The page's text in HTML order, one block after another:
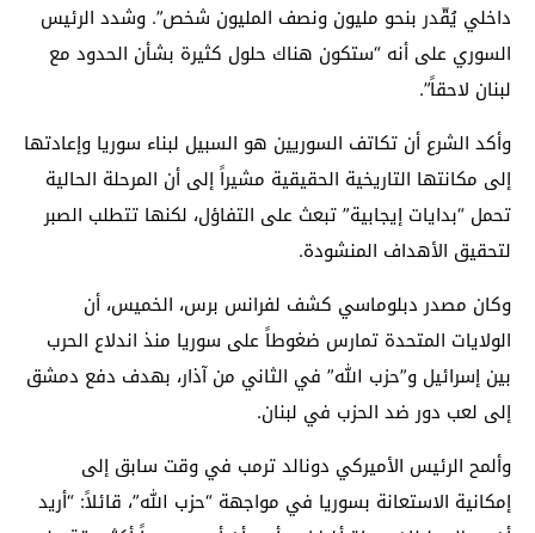
داخلي يُقّدر بنحو مليون ونصف المليون شخص”. وشدد الرئيس
السوري على أنه “ستكون هناك حلول كثيرة بشأن الحدود مع
لبنان لاحقاً”.
وأكد الشرع أن تكاتف السوريين هو السبيل لبناء سوريا وإعادتها
إلى مكانتها التاريخية الحقيقية مشيراً إلى أن المرحلة الحالية
تحمل “بدايات إيجابية” تبعث على التفاؤل، لكنها تتطلب الصبر
لتحقيق الأهداف المنشودة.
وكان مصدر دبلوماسي كشف لفرانس برس، الخميس، أن
الولايات المتحدة تمارس ضغوطاً على سوريا منذ اندلاع الحرب
بين إسرائيل و”حزب الله” في الثاني من آذار، بهدف دفع دمشق
إلى لعب دور ضد الحزب في لبنان.
وألمح الرئيس الأميركي دونالد ترمب في وقت سابق إلى
إمكانية الاستعانة بسوريا في مواجهة “حزب الله”، قائلاً: “أريد